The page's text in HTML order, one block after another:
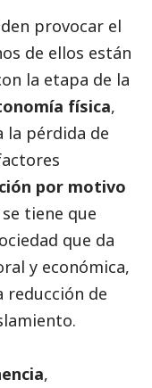
provocar el
de ellos están
la etapa de la
física,
la pérdida de
por motivo
tiene que
que da
y económica,
reducción de
,